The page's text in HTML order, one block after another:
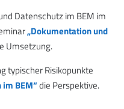
Datenschutz im BEM im
„Dokumentation und
Umsetzung.
typischer Risikopunkte
BEM“die Perspektive.